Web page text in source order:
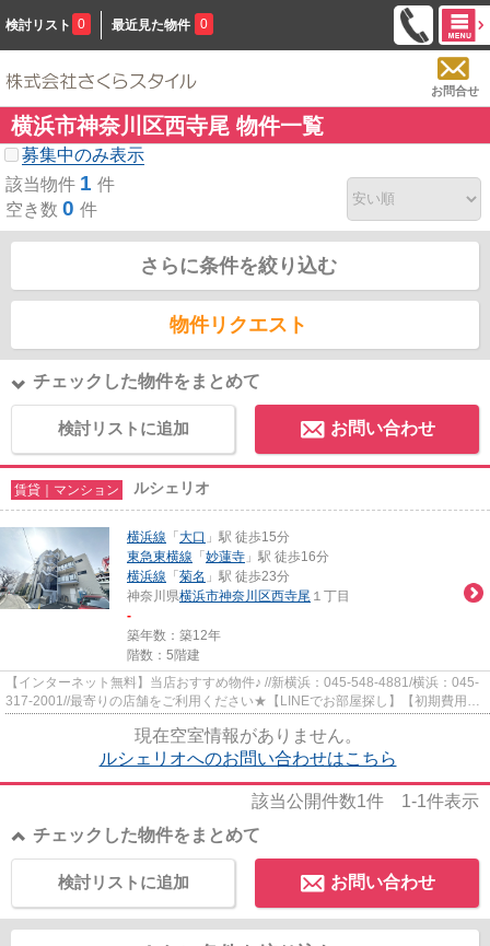
検討リスト 0 最近見た物件 0
お問合せ
横浜市神奈川区西寺尾 物件一覧
募集中のみ表示
該当物件 1 件
空き数 0 件
さらに条件を絞り込む
物件リクエスト
チェックした物件をまとめて
検討リストに追加 お問い合わせ
賃貸｜マンション ルシェリオ
横浜線 「 大口 」駅 徒歩15分
東急東横線 「 妙蓮寺 」駅 徒歩16分
横浜線 「 菊名 」駅 徒歩23分
神奈川県横浜市神奈川区西寺尾 １丁目
-
築年数：築12年
階数：5階建
【インターネット無料】当店おすすめ物件♪ //新横浜：045-548-4881/横浜：045-
317-2001//最寄りの店舗をご利用ください★【LINEでお部屋探し】【初期費用分
現在空室情報がありません。
ルシェリオへのお問い合わせはこちら
該当公開件数1件 1-1件表示
チェックした物件をまとめて
お問い合わせ
検討リストに追加